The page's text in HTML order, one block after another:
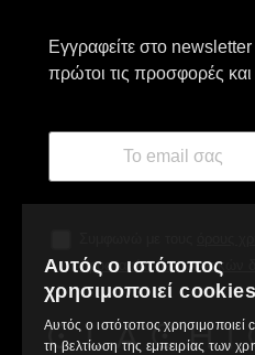
Εγγραφείτε στο newsletter
πρώτοι τις προσφορές
όρους
προστασίας προσωπικών
Αυτός ο ιστότοπος
χρησιμοποιεί cookies
Αυτός ο ιστότοπος χρησιμοποιεί
τη βελτίωση της εμπειρίας των